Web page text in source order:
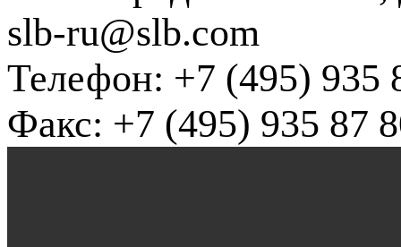
slb-ru@slb.com
Телефон: +7 (495) 935
Факс: +7 (495) 935 87